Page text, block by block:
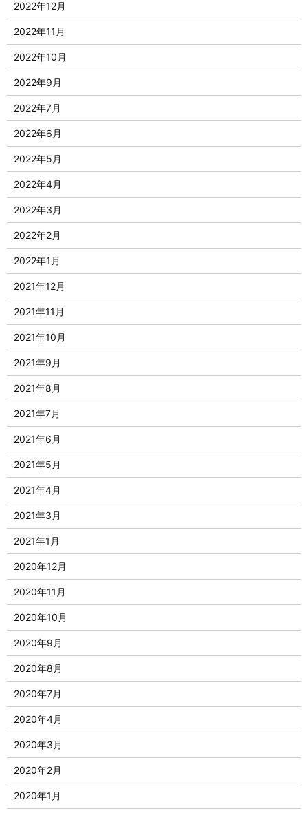
2022年12月
2022年11月
2022年10月
2022年9月
2022年7月
2022年6月
2022年5月
2022年4月
2022年3月
2022年2月
2022年1月
2021年12月
2021年11月
2021年10月
2021年9月
2021年8月
2021年7月
2021年6月
2021年5月
2021年4月
2021年3月
2021年1月
2020年12月
2020年11月
2020年10月
2020年9月
2020年8月
2020年7月
2020年4月
2020年3月
2020年2月
2020年1月